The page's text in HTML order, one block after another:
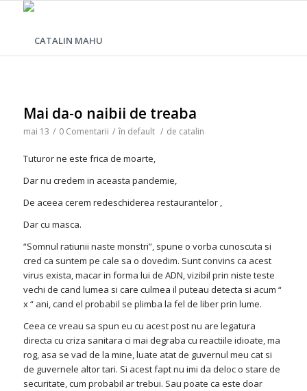
Mai da-o naibii de treaba
mai 13 / 0 Comentarii / în default / de catalin
Tuturor ne este frica de moarte,
Dar nu credem in aceasta pandemie,
De aceea cerem redeschiderea restaurantelor ,
Dar cu masca.
“Somnul ratiunii naste monstri”, spune o vorba cunoscuta si
cred ca suntem pe cale sa o dovedim. Sunt convins ca acest
virus exista, macar in forma lui de ADN, vizibil prin niste teste
vechi de cand lumea si care culmea il puteau detecta si acum “
x “ ani, cand el probabil se plimba la fel de liber prin lume.
Ceea ce vreau sa spun eu cu acest post nu are legatura
directa cu criza sanitara ci mai degraba cu reactiile idioate, ma
rog, asa se vad de la mine, luate atat de guvernul meu cat si
de guvernele altor tari. Si acest fapt nu imi da deloc o stare de
securitate, cum probabil ar trebui. Sau poate ca este doar